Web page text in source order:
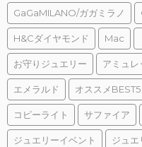
GaGaMILANO/ガガミラノ
H&Cダイヤモンド Mac
お守りジュエリー アミュレ
エメラルド オススメBEST5
コピーライト サファイア
ジュエリーイベント ジュエ